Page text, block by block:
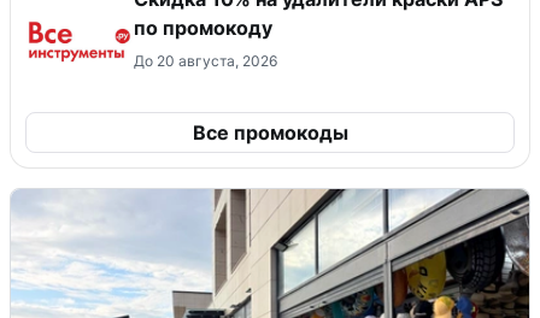
по промокоду
До 20 августа, 2026
Все промокоды